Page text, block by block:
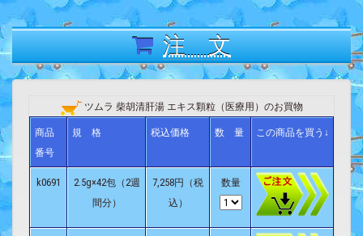
注 文
ツムラ 柴胡清肝湯 エキス顆粒（医療用）のお買物
商品
番号
規 格 税込価格 数 量 この商品を買う↓
k0691
2.5g×42包（2週
間分）
7,258円（税
込）
数量